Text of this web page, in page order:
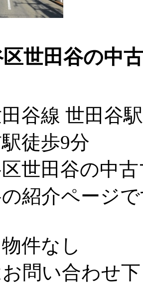
世田谷の中
谷線 世田谷
徒歩9分
世田谷の中
紹介ページ
件なし
問い合わせ